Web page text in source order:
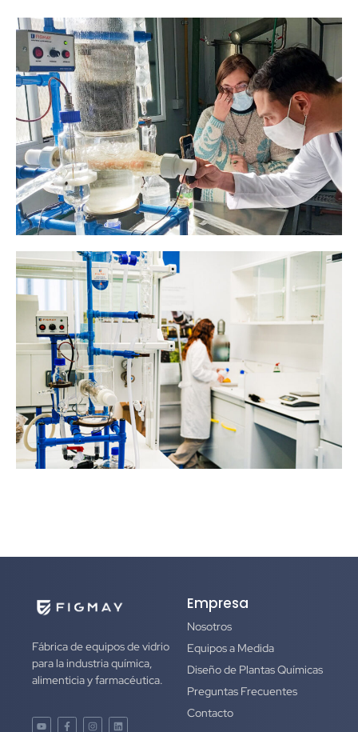
Fábrica de equipos de vidrio
para la industria química,
alimenticia y farmacéutica.
Empresa
Nosotros
Equipos a Medida
Diseño de Plantas Químicas
Preguntas Frecuentes
Contacto